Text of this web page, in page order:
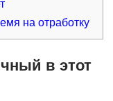
на отработку
в этот